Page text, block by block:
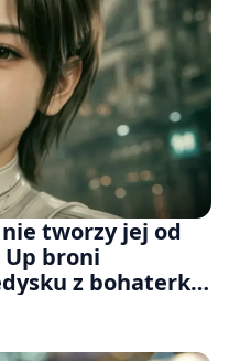
tworzy jej od
Up broni
z bohaterką